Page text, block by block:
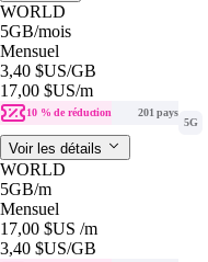
WORLD
5GB/mois
Mensuel
3,40 $US/GB
17,00 $US/m
10 % de réduction
201 pays
5G
Voir les détails
WORLD
5GB/m
Mensuel
17,00 $US /m
3,40 $US/GB